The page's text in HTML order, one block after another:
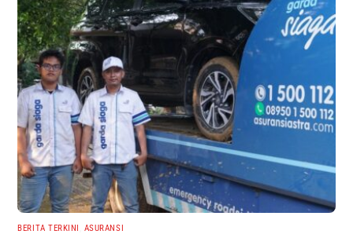
BERITA TERKINI ASURANSI